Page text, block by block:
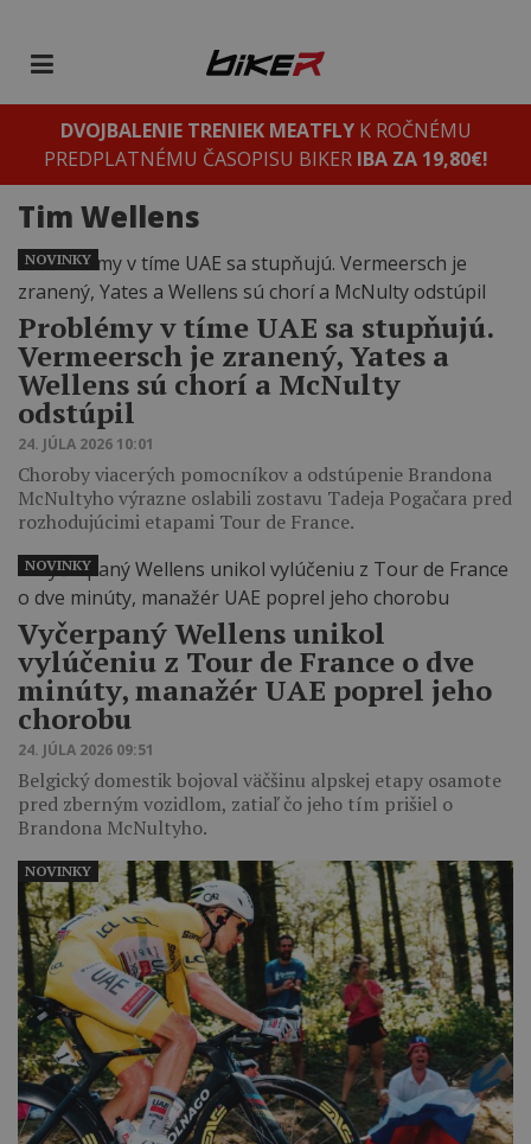
DVOJBALENIE TRENIEK MEATFLYK ROČNÉMU
PREDPLATNÉMU ČASOPISU BIKER IBA ZA 19,80€!
Tim Wellens
Problémy v tíme UAE sa stupňujú.
Vermeersch je zranený, Yates a
Wellens sú chorí a McNulty
odstúpil
24. JÚLA 2026 10:01
Choroby viacerých pomocníkov a odstúpenie Brandona
McNultyho výrazne oslabili zostavu Tadeja Pogačara pred
rozhodujúcimi etapami Tour de France.
NOVINKY
Vyčerpaný Wellens unikol
vylúčeniu z Tour de France o dve
minúty, manažér UAE poprel jeho
chorobu
24. JÚLA 2026 09:51
Belgický domestik bojoval väčšinu alpskej etapy osamote
pred zberným vozidlom, zatiaľ čo jeho tím prišiel o
Brandona McNultyho.
NOVINKY
NOVINKY